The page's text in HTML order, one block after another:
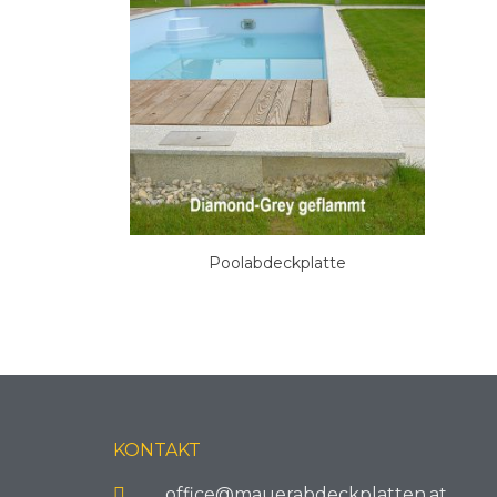
Poolabdeckplatte
KONTAKT